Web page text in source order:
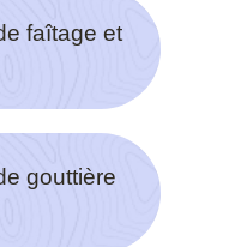
faîtage et
gouttière